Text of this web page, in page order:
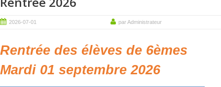
2026-07-01 par Administrateur
Rentrée des élèves de 6èmes
Mardi 01 septembre 2026